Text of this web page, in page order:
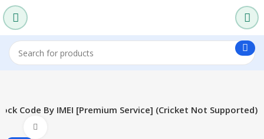
Code By IMEI [Premium Service] (Cricket Not Supported)